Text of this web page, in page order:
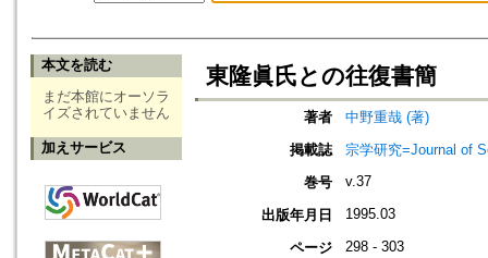
本文を読む
まだ本館にオーソラ
イズされていません
加えサービス
東隆眞氏との往復書簡
著者
中野重哉 (著)
掲載誌
宗学研究=Journal of
巻号
v.37
出版年月日 1995.03
ページ 298 - 303